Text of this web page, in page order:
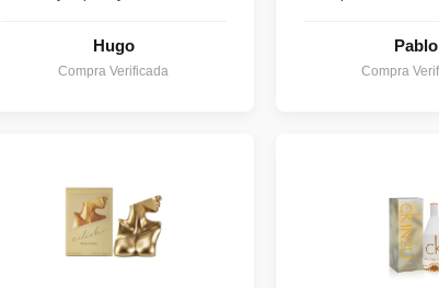
Hugo
Compra Verificada
Pablo
Compra